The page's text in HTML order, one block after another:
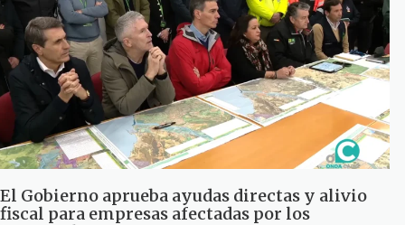
El Gobierno aprueba ayudas directas y alivio
fiscal para empresas afectadas por los